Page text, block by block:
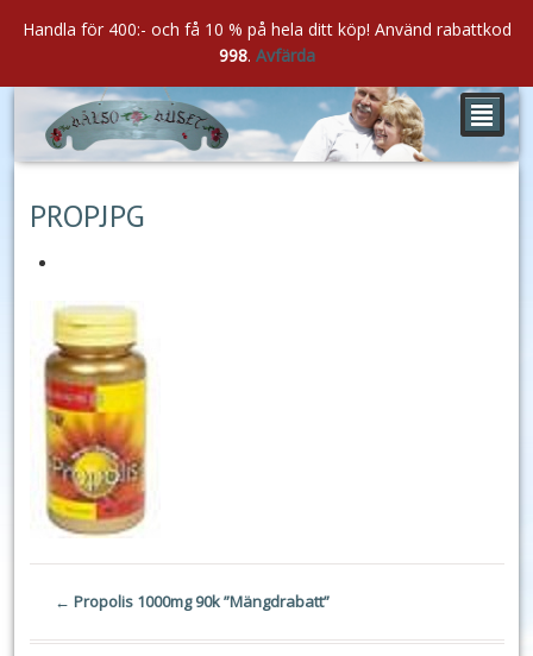
²
PROPJPG
← Propolis 1000mg 90k ”Mängdrabatt”
Handla för 400:- och få 10 % på hela ditt köp! Använd rabattkod
998. Avfärda